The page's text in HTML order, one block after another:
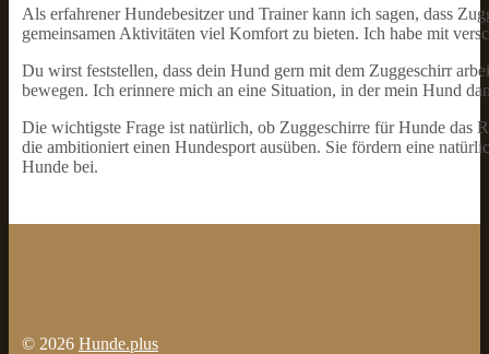
Als erfahrener Hundebesitzer und Trainer kann ich sagen, dass
gemeinsamen Aktivitäten viel Komfort zu bieten. Ich habe mit
Du wirst feststellen, dass dein Hund gern mit dem Zuggeschirr
bewegen. Ich erinnere mich an eine Situation, in der mein Hund
Die wichtigste Frage ist natürlich, ob Zuggeschirre für Hunde das
die ambitioniert einen Hundesport ausüben. Sie fördern eine
Hunde bei.
© 2026 Hunde.plus